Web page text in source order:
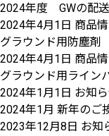
2024年度 GWの配
2024年4月1日 商品
グラウンド用防塵
2024年4月1日 商品
グラウンド用ライン
2024年1月1日 お知
2024年1月 新年のご
2023年12月8日 お知